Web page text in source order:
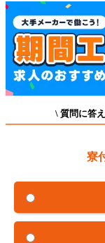
\ 質問に答え
寮